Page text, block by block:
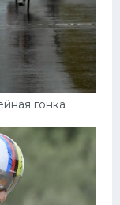
гонка